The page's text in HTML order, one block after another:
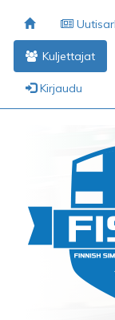
Kuljettajat
Kirjaudu